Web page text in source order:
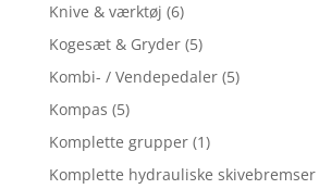
Knive & værktøj (6)
Kogesæt & Gryder (5)
Kombi- / Vendepedaler (5)
Kompas (5)
Komplette grupper (1)
Komplette hydrauliske skivebremser